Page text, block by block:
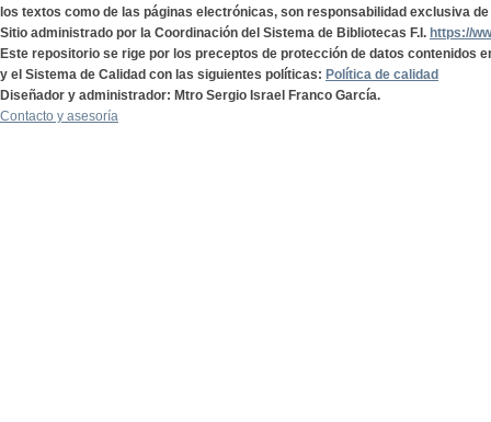
los textos como de las páginas electrónicas, son responsabilidad exclusiva
Sitio administrado por la Coordinación del Sistema de Bibliotecas F.I. https://
Este repositorio se rige por los preceptos de protección de datos contenidos
y el Sistema de Calidad con las siguientes políticas: Política de calidad
Diseñador y administrador: Mtro Sergio Israel Franco García.
Contacto y asesoría